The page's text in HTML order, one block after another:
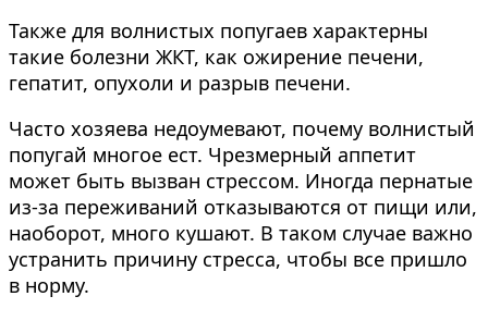
Также для волнистых попугаев характерны
такие болезни ЖКТ, как ожирение печени,
гепатит, опухоли и разрыв печени.
Часто хозяева недоумевают, почему волнистый
попугай многое ест. Чрезмерный аппетит
может быть вызван стрессом. Иногда пернатые
из-за переживаний отказываются от пищи или,
наоборот, много кушают. В таком случае важно
устранить причину стресса, чтобы все пришло
в норму.